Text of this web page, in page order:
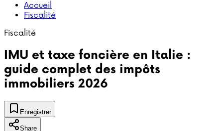
Accueil
Fiscalité
Fiscalité
IMU et taxe foncière en Italie :
guide complet des impôts
immobiliers 2026
Enregistrer
Share